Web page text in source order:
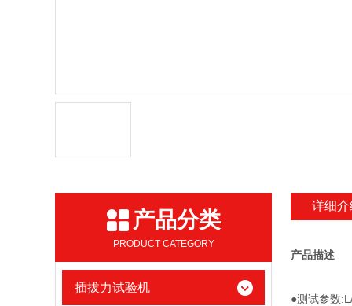
产品分类
PRODUCT CATEGORY
插拔力试验机
详细介
产品描述
●测试参数